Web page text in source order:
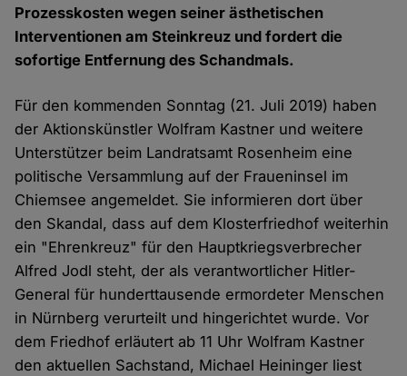
Prozesskosten wegen seiner ästhetischen
Interventionen am Steinkreuz und fordert die
sofortige Entfernung des Schandmals.
Für den kommenden Sonntag (21. Juli 2019) haben
der Aktionskünstler Wolfram Kastner und weitere
Unterstützer beim Landratsamt Rosenheim eine
politische Versammlung auf der Fraueninsel im
Chiemsee angemeldet. Sie informieren dort über
den Skandal, dass auf dem Klosterfriedhof weiterhin
ein "Ehrenkreuz" für den Hauptkriegsverbrecher
Alfred Jodl steht, der als verantwortlicher Hitler-
General für hunderttausende ermordeter Menschen
in Nürnberg verurteilt und hingerichtet wurde. Vor
dem Friedhof erläutert ab 11 Uhr Wolfram Kastner
den aktuellen Sachstand, Michael Heininger liest